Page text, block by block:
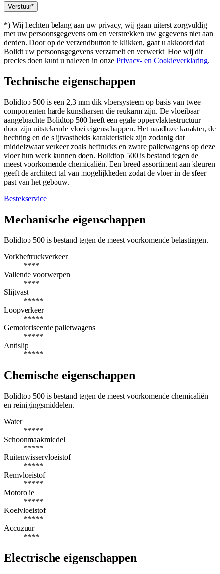
*) Wij hechten belang aan uw privacy, wij gaan uiterst zorgvuldig
met uw persoonsgegevens om en verstrekken uw gegevens niet aan
derden. Door op de verzendbutton te klikken, gaat u akkoord dat
Bolidt uw persoonsgegevens verzamelt en verwerkt. Hoe wij dit
precies doen kunt u nalezen in onze Privacy- en Cookieverklaring.
Technische eigenschappen
Bolidtop 500 is een 2,3 mm dik vloersysteem op basis van twee
componenten harde kunstharsen die reukarm zijn. De vloeibaar
aangebrachte Bolidtop 500 heeft een egale oppervlaktestructuur
door zijn uitstekende vloei eigenschappen. Het naadloze karakter, de
hechting en de slijtvastheids karakteristiek zijn zodanig dat
middelzwaar verkeer zoals heftrucks en zware palletwagens op deze
vloer hun werk kunnen doen. Bolidtop 500 is bestand tegen de
meest voorkomende chemicaliën. Een breed assortiment aan kleuren
geeft de architect tal van mogelijkheden zodat de vloer in de sfeer
past van het gebouw.
Bestekservice
Mechanische eigenschappen
Bolidtop 500 is bestand tegen de meest voorkomende belastingen.
Vorkheftruckverkeer
****
Vallende voorwerpen
****
Slijtvast
*****
Loopverkeer
*****
Gemotoriseerde palletwagens
*****
Antislip
*****
Chemische eigenschappen
Bolidtop 500 is bestand tegen de meest voorkomende chemicaliën
en reinigingsmiddelen.
Water
*****
Schoonmaakmiddel
*****
Ruitenwisservloeistof
*****
Remvloeistof
*****
Motorolie
*****
Koelvloeistof
*****
Accuzuur
****
Electrische eigenschappen